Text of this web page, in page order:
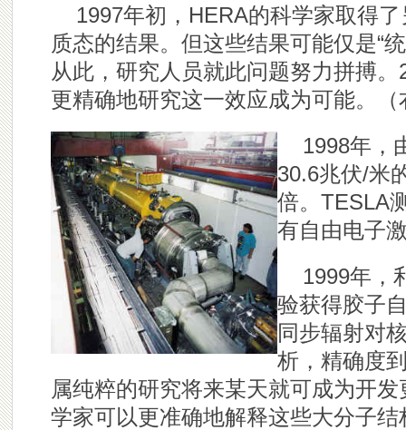
1997年初，HERA的科学家取得
质态的结果。但这些结果可能仅是“
从此，研究人员就此问题努力拼搏
更精确地研究这一效应成为可能。
1998年，
30.6兆伏/米
倍。TESLA
有自由电子
1999年，
验获得胶子
同步辐射对
析，精确度
属纯粹的研究将来某天就可成为开
学家可以更准确地解释这些大分子